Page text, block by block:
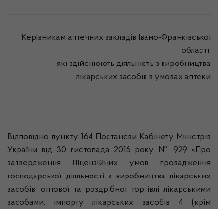
Керівникам аптечних закладів Івано-Франківської
області,
які здійснюють діяльність з виробництва
лікарських засобів в умовах аптеки
Відповідно пункту 164 Постанови Кабінету Міністрів
України від 30 листопада 2016 року № 929 «Про
затвердження Ліцензійних умов провадження
господарської діяльності з виробництва лікарських
засобів, оптової та роздрібної торгівлі лікарськими
засобами, імпорту лікарських засобів 4 (крім